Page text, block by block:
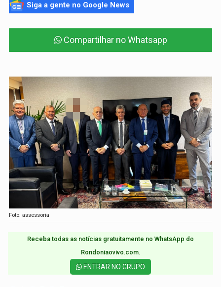
Siga a gente no Google News
Compartilhar no Whatsapp
Foto: assessoria
Receba todas as notícias gratuitamente no WhatsApp do
Rondoniaovivo.com.​
ENTRAR NO GRUPO